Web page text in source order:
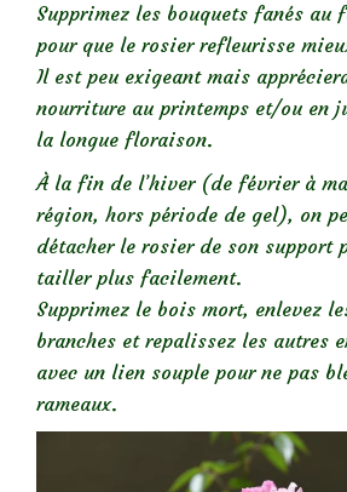
Supprimez les bouquets fanés au
pour que le rosier refleurisse
Il est peu exigeant mais
nourriture au printemps et/ou en
la longue floraison.
À la fin de l’hiver (de février à
région, hors période de gel), on
détacher le rosier de son support
tailler plus facilement.
Supprimez le bois mort, enlevez
branches et repalissez les autres
avec un lien souple pour ne pas
rameaux.